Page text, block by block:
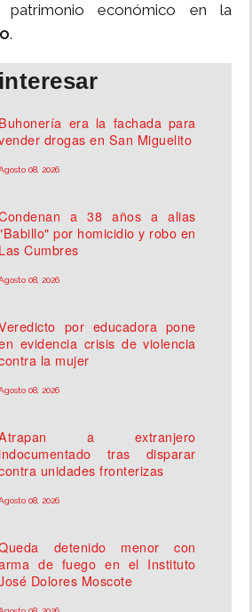
económico en la
.
Buhonería era la fachada para
drogas en San Miguelito
08, 2026
a 38 años a alias
por homicidio y robo en
Las Cumbres
08, 2026
por educadora pone
evidencia crisis de violencia
la mujer
08, 2026
a extranjero
tras disparar
unidades fronterizas
08, 2026
detenido menor con
de fuego en el Instituto
Dolores Moscote